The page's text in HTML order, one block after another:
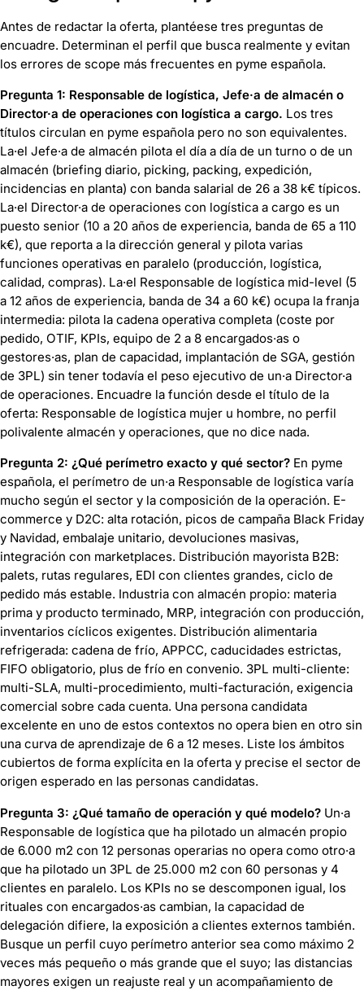
Antes de redactar la oferta, plantéese tres preguntas de
encuadre. Determinan el perfil que busca realmente y evitan
los errores de scope más frecuentes en pyme española.
Pregunta 1: Responsable de logística, Jefe·a de almacén o
Director·a de operaciones con logística a cargo. Los tres
títulos circulan en pyme española pero no son equivalentes.
La·el Jefe·a de almacén pilota el día a día de un turno o de un
almacén (briefing diario, picking, packing, expedición,
incidencias en planta) con banda salarial de 26 a 38 k€ típicos.
La·el Director·a de operaciones con logística a cargo es un
puesto senior (10 a 20 años de experiencia, banda de 65 a 110
k€), que reporta a la dirección general y pilota varias
funciones operativas en paralelo (producción, logística,
calidad, compras). La·el Responsable de logística mid-level (5
a 12 años de experiencia, banda de 34 a 60 k€) ocupa la franja
intermedia: pilota la cadena operativa completa (coste por
pedido, OTIF, KPIs, equipo de 2 a 8 encargados·as o
gestores·as, plan de capacidad, implantación de SGA, gestión
de 3PL) sin tener todavía el peso ejecutivo de un·a Director·a
de operaciones. Encuadre la función desde el título de la
oferta: Responsable de logística mujer u hombre, no perfil
polivalente almacén y operaciones, que no dice nada.
Pregunta 2: ¿Qué perímetro exacto y qué sector? En pyme
española, el perímetro de un·a Responsable de logística varía
mucho según el sector y la composición de la operación. E-
commerce y D2C: alta rotación, picos de campaña Black Friday
y Navidad, embalaje unitario, devoluciones masivas,
integración con marketplaces. Distribución mayorista B2B:
palets, rutas regulares, EDI con clientes grandes, ciclo de
pedido más estable. Industria con almacén propio: materia
prima y producto terminado, MRP, integración con producción,
inventarios cíclicos exigentes. Distribución alimentaria
refrigerada: cadena de frío, APPCC, caducidades estrictas,
FIFO obligatorio, plus de frío en convenio. 3PL multi-cliente:
multi-SLA, multi-procedimiento, multi-facturación, exigencia
comercial sobre cada cuenta. Una persona candidata
excelente en uno de estos contextos no opera bien en otro sin
una curva de aprendizaje de 6 a 12 meses. Liste los ámbitos
cubiertos de forma explícita en la oferta y precise el sector de
origen esperado en las personas candidatas.
Pregunta 3: ¿Qué tamaño de operación y qué modelo? Un·a
Responsable de logística que ha pilotado un almacén propio
de 6.000 m2 con 12 personas operarias no opera como otro·a
que ha pilotado un 3PL de 25.000 m2 con 60 personas y 4
clientes en paralelo. Los KPIs no se descomponen igual, los
rituales con encargados·as cambian, la capacidad de
delegación difiere, la exposición a clientes externos también.
Busque un perfil cuyo perímetro anterior sea como máximo 2
veces más pequeño o más grande que el suyo; las distancias
mayores exigen un reajuste real y un acompañamiento de